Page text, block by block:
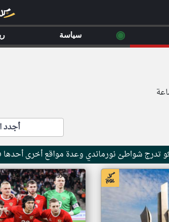
أجدد
تدرج شواطئ نورماندي وعدة مواقع أخرى أحدها
اخبار جزر القمر من ار تي عربي
◉ سياسة